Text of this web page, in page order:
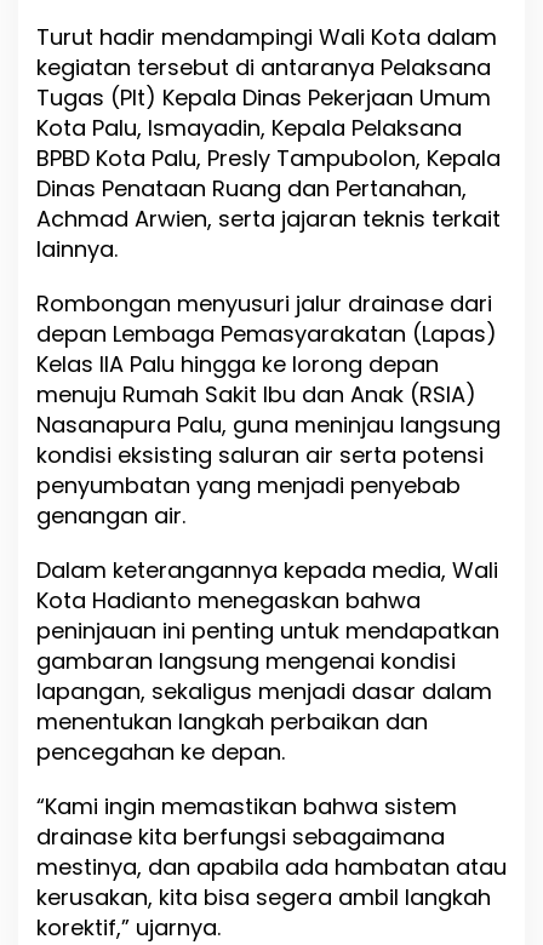
u
S
i
i
J
a
l
A
r
d
a
S
e
r
s
p
r
a
s
i
W
a
g
a
Turut hadir mendampingi Wali Kota dalam
kegiatan tersebut di antaranya Pelaksana
Tugas (Plt) Kepala Dinas Pekerjaan Umum
Kota Palu, Ismayadin, Kepala Pelaksana
BPBD Kota Palu, Presly Tampubolon, Kepala
Dinas Penataan Ruang dan Pertanahan,
Achmad Arwien, serta jajaran teknis terkait
lainnya.
Rombongan menyusuri jalur drainase dari
depan Lembaga Pemasyarakatan (Lapas)
Kelas IIA Palu hingga ke lorong depan
menuju Rumah Sakit Ibu dan Anak (RSIA)
Nasanapura Palu, guna meninjau langsung
kondisi eksisting saluran air serta potensi
penyumbatan yang menjadi penyebab
genangan air.
Dalam keterangannya kepada media, Wali
Kota Hadianto menegaskan bahwa
peninjauan ini penting untuk mendapatkan
gambaran langsung mengenai kondisi
lapangan, sekaligus menjadi dasar dalam
menentukan langkah perbaikan dan
pencegahan ke depan.
“Kami ingin memastikan bahwa sistem
drainase kita berfungsi sebagaimana
mestinya, dan apabila ada hambatan atau
kerusakan, kita bisa segera ambil langkah
korektif,” ujarnya.